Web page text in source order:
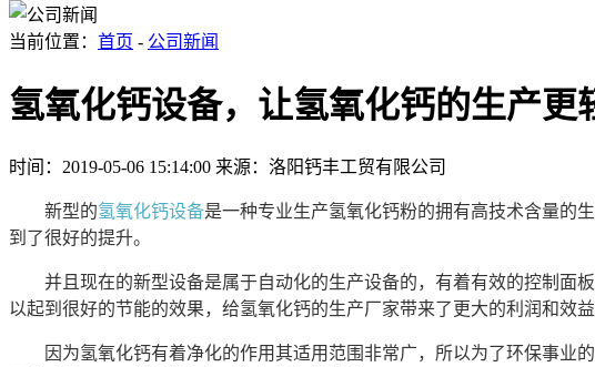
当前位置： 首页 - 公司新闻
氢氧化钙设备，让氢氧化钙的生产更
时间：2019-05-06 15:14:00 来源：洛阳钙丰工贸有限公司
新型的氢氧化钙设备是一种专业生产氢氧化钙粉的拥有高技术含量的
到了很好的提升。
并且现在的新型设备是属于自动化的生产设备的，有着有效的控制面
以起到很好的节能的效果，给氢氧化钙的生产厂家带来了更大的利润和效益
因为氢氧化钙有着净化的作用其适用范围非常广，所以为了环保事业